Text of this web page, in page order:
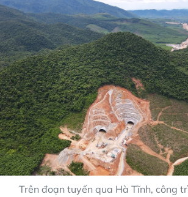
Trên đoạn tuyến qua Hà Tĩnh, công